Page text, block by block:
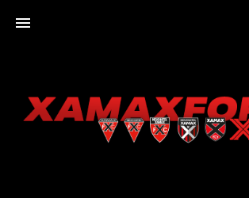
XAMAXFORUM